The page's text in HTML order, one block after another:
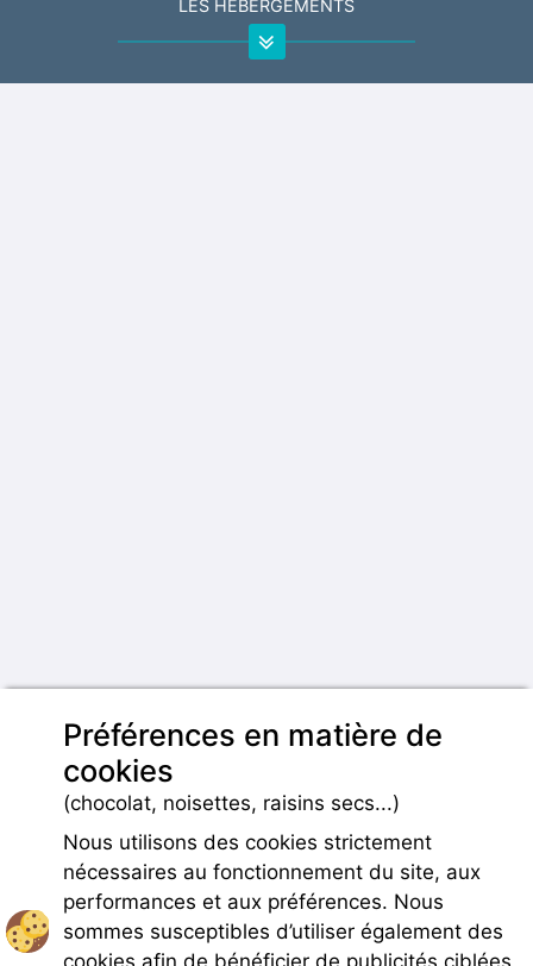
LES HÉBERGEMENTS
Préférences en matière de
cookies
(chocolat, noisettes, raisins secs...)
Nous utilisons des cookies strictement
nécessaires au fonctionnement du site, aux
performances et aux préférences. Nous
sommes susceptibles d’utiliser également des
cookies afin de bénéficier de publicités ciblées